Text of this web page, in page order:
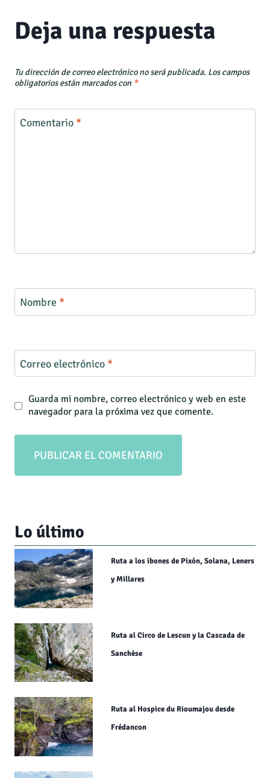
Deja una respuesta
Tu dirección de correo electrónico no será publicada. Los campos
obligatorios están marcados con *
Comentario *
Nombre *
Correo electrónico *
Guarda mi nombre, correo electrónico y web en este
navegador para la próxima vez que comente.
Lo último
Ruta a los ibones de Pixón, Solana, Leners
y Millares
Ruta al Circo de Lescun y la Cascada de
Sanchèse
Ruta al Hospice du Rioumajou desde
Frédancon